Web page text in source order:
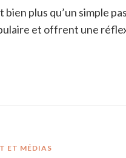
bien plus qu’un simple
et offrent une
ET MÉDIAS